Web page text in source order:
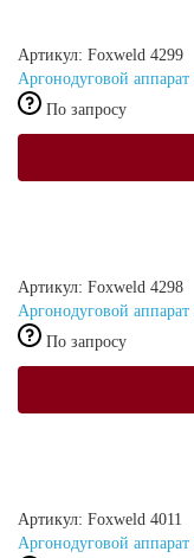
Артикул: Foxweld 4299
Аргонодуговой
По запросу
Артикул: Foxweld 4298
Аргонодуговой
По запросу
Артикул: Foxweld 4011
Аргонодуговой